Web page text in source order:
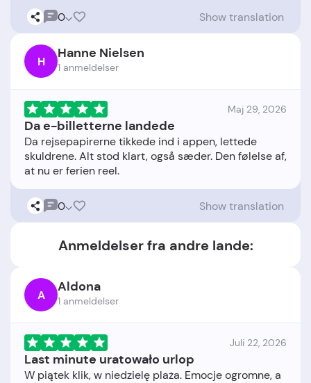
0 Show translation
H Hanne Nielsen
1 anmeldelser
Maj 29, 2026
Da e-billetterne landede
Da rejsepapirerne tikkede ind i appen, lettede
skuldrene. Alt stod klart, også sæder. Den følelse af,
0 Show translation
Anmeldelser fra andre lande:
A Aldona
1 anmeldelser
Juli 22, 2026
Last minute uratowało urlop
W piątek klik, w niedzielę plaża. Emocje ogromne, a